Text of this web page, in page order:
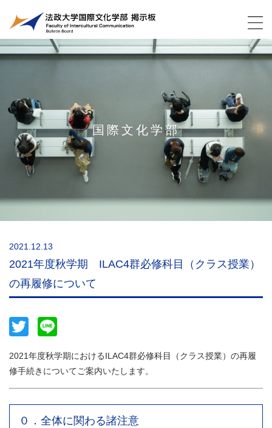
国際文化学部
2021.12.13
2021年度秋学期 ILAC4群必修科目（クラス授業）
の再履修について
Twitter
2021年度秋学期におけるILAC4群必修科目（クラス授業）の再履
修手続きについてご案内いたします。
０．全体に関わる諸注意